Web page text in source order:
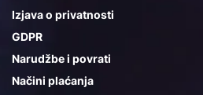
Izjava o privatnosti
GDPR
Narudžbe i povrati
Načini plaćanja